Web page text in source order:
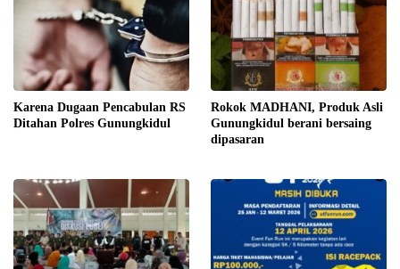
Karena Dugaan Pencabulan RS
Ditahan Polres Gunungkidul
Rokok MADHANI, Produk Asli
Gunungkidul berani bersaing
dipasaran